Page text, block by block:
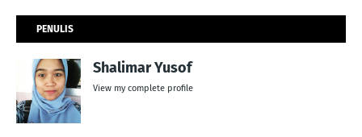
PENULIS
Shalimar Yusof
View my complete profile